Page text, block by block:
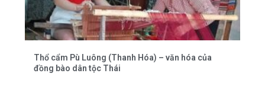
Thổ cẩm Pù Luông (Thanh Hóa) – văn hóa của
đồng bào dân tộc Thái